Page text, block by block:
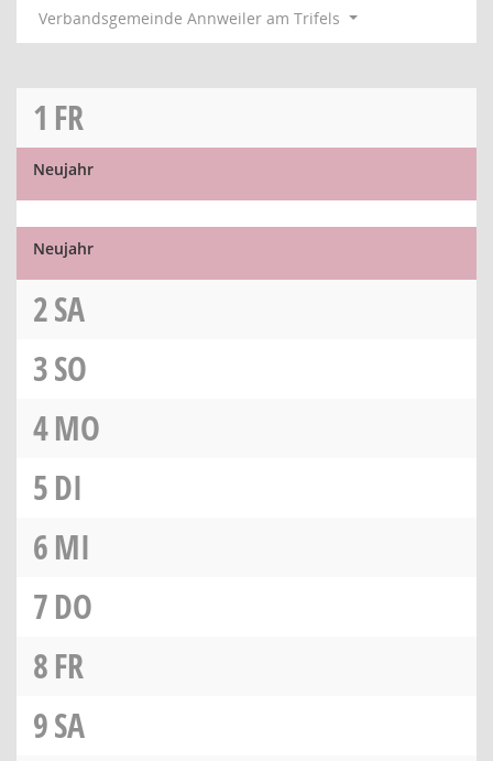
Verbandsgemeinde Annweiler am Trifels
1 FR
Neujahr
Neujahr
2SA
3SO
4MO
5DI
6MI
7DO
8FR
9SA